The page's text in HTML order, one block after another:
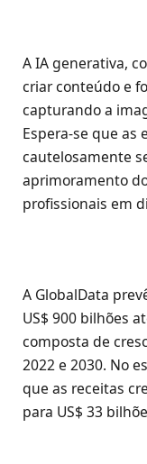
A IA generativa,
criar conteúdo e
capturando a
Espera-se que as
cautelosamente
aprimoramento
profissionais em
A GlobalData
US$ 900 bilhões
composta de
2022 e 2030. No
que as receitas
para US$ 33